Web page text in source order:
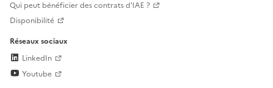
Qui peut bénéficier des contrats d'IAE ?
Disponibilité
Réseaux sociaux
LinkedIn
Youtube